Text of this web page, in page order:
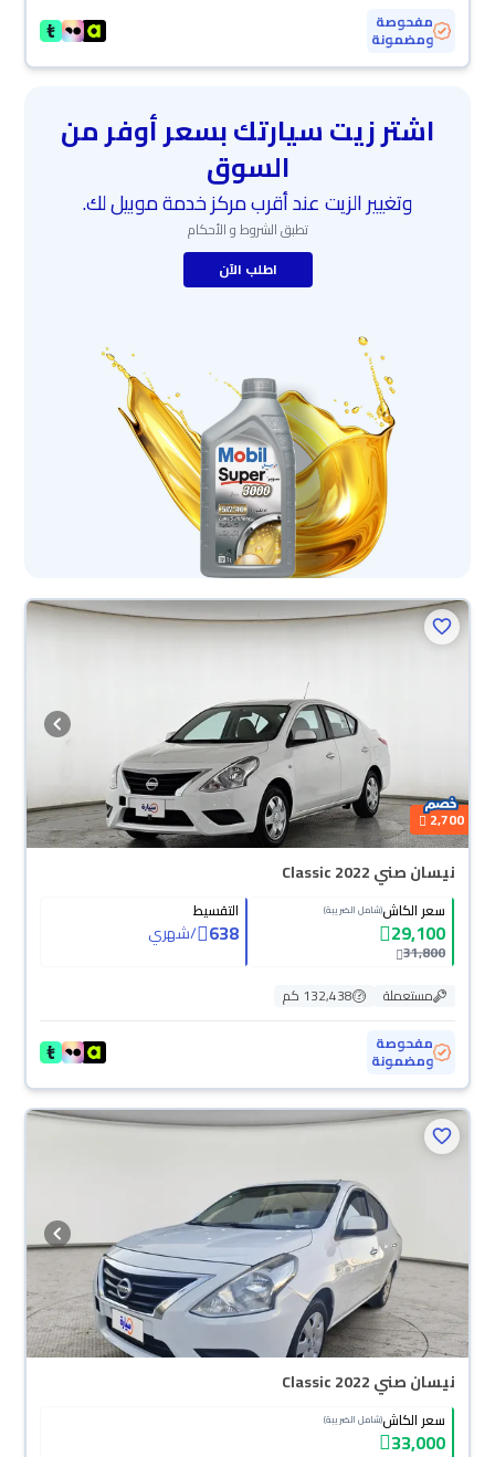
مفحوصة
ومضمونة
اشتر زيت سيارتك بسعر أوفر من
السوق
وتغيير الزيت عند أقرب مركز خدمة موبيل لك.
تطبق الشروط و الأحكام
اطلب الآن
2,700
نيسان صني Classic 2022
سعر الكاش(شامل الضريبة)
29,100
31,800
التقسيط
638
/شهري
مستعملة
132,438 كم
مفحوصة
ومضمونة
نيسان صني Classic 2022
سعر الكاش(شامل الضريبة)
33,000